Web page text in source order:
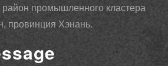
промышленного кластера
провинция Хэнань.